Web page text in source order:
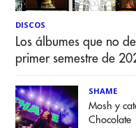
DISCOS
Los álbumes que no
primer semestre de
SHAME
Mosh y
Chocolate